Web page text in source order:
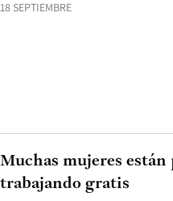
18 SEPTIEMBRE
Muchas mujeres
trabajando gratis